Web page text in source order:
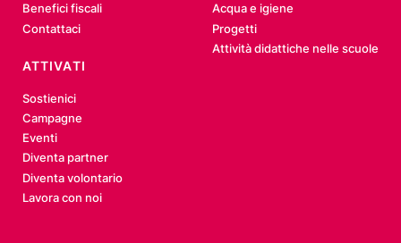
Benefici fiscali
Contattaci
Acqua e igiene
Progetti
Attività didattiche nelle scuole
ATTIVATI
Sostienici
Campagne
Eventi
Diventa partner
Diventa volontario
Lavora con noi